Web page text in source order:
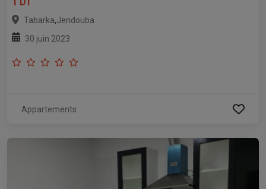
1 DT
Tabarka,Jendouba
30 juin 2023
Appartements